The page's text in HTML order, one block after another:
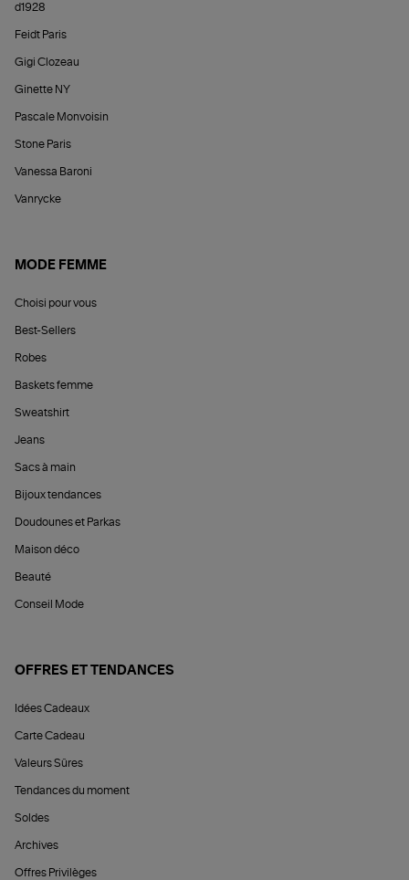
d1928
Feidt Paris
Gigi Clozeau
Ginette NY
Pascale Monvoisin
Stone Paris
Vanessa Baroni
Vanrycke
MODE FEMME
Choisi pour vous
Best-Sellers
Robes
Baskets femme
Sweatshirt
Jeans
Sacs à main
Bijoux tendances
Doudounes et Parkas
Maison déco
Beauté
Conseil Mode
OFFRES ET TENDANCES
Idées Cadeaux
Carte Cadeau
Valeurs Sûres
Tendances du moment
Soldes
Archives
Offres Privilèges